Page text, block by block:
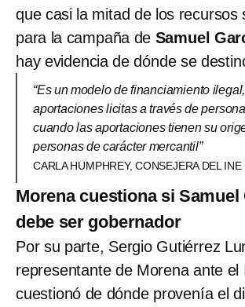
que casi la mitad de los recursos
para la campaña de Samuel
hay evidencia de dónde se
“Es un modelo de financiamiento
aportaciones licitas a través de
cuando las aportaciones tienen su
personas de carácter mercantil”
CARLA HUMPHREY, CONSEJERA DEL INE
Morena cuestiona si Samuel
debe ser gobernador
Por su parte, Sergio Gutiérrez
representante de Morena ante el
cuestionó de dónde provenía el